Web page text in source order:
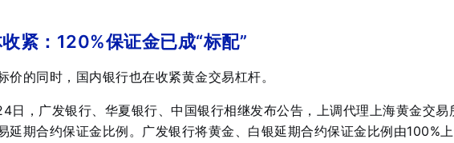
紧：120%保证金已成“标配”
价的同时，国内银行也在收紧黄金交易杠杆。
日，广发银行、华夏银行、中国银行相继发布公告，上调代理上海黄金交易
延期合约保证金比例。广发银行将黄金、白银延期合约保证金比例由100%